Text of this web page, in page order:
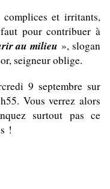
et irritants,
pour contribuer à
au milieu », slogan
seigneur oblige.
9 septembre sur
Vous verrez alors
surtout pas ce
!